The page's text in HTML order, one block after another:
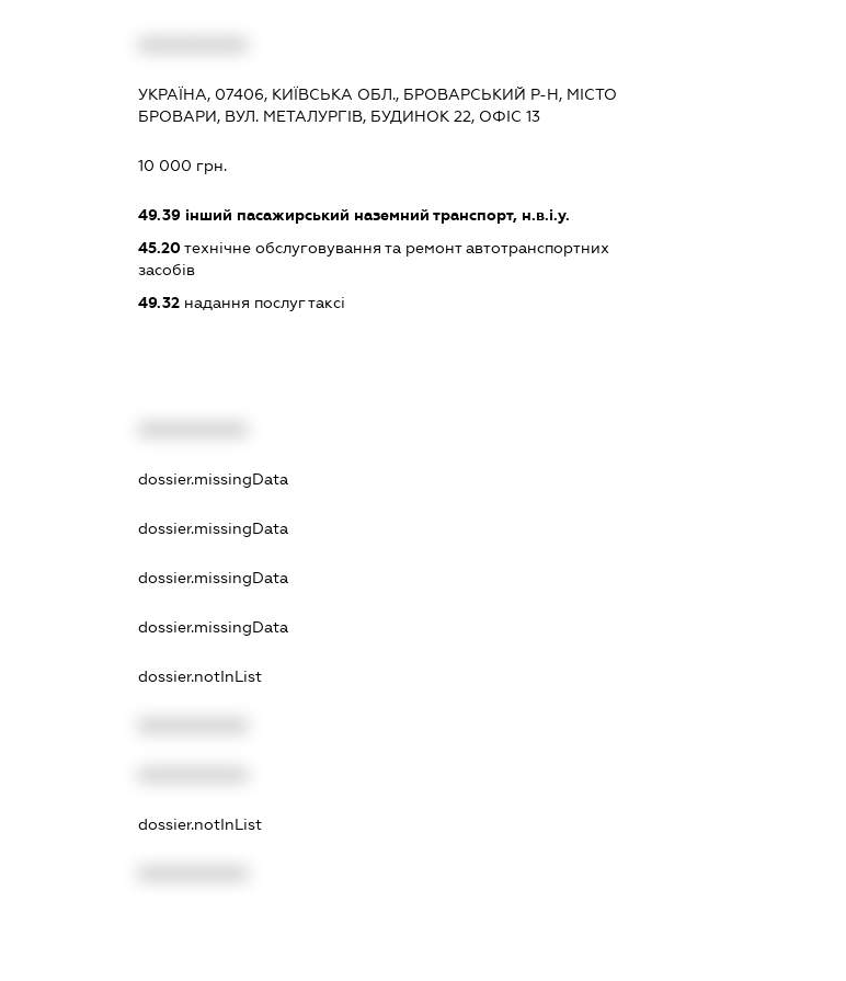
УКРАЇНА, 07406, КИЇВСЬКА ОБЛ., БРОВАРСЬКИЙ Р-Н, МІСТО
БРОВАРИ, ВУЛ. МЕТАЛУРГІВ, БУДИНОК 22, ОФІС 13
10 000 грн.
49.39інший пасажирський наземний транспорт, н.в.і.у.
45.20технічне обслуговування та ремонт автотранспортних
засобів
49.32надання послуг таксі
dossier.missingData
dossier.missingData
dossier.missingData
dossier.missingData
dossier.notInList
dossier.notInList